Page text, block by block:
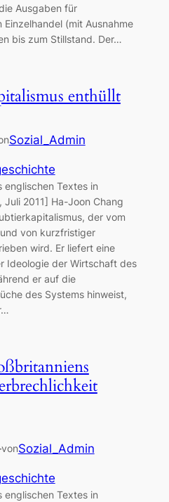
Ausgaben für
(mit Ausnahme
bis zum Stillstand. Der…
enthüllt
Sozial_Admin
Textes in
Juli 2011] Ha-Joon Chang
der vom
von kurzfristiger
wird. Er liefert eine
Ideologie der Wirtschaft des
er auf die
des Systems hinweist,
vonSozial_Admin
englischen Textes in